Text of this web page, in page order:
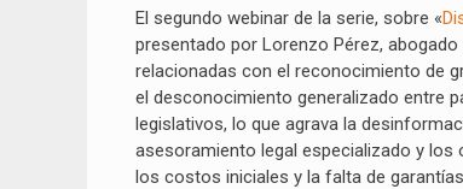
El segundo webinar de la serie, sobre «
presentado por Lorenzo Pérez,
relacionadas con el reconocimiento de
el desconocimiento generalizado entre
legislativos, lo que agrava la
asesoramiento legal especializado y
los costos iniciales y la falta de